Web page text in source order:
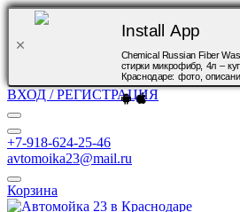
Install App
Chemical Russian Fiber
стирки микрофибр, 4л –
Краснодаре: фото,
ВХОД / РЕГИСТРАЦИЯ
+7-918-624-25-46
avtomoika23@mail.ru
Корзина